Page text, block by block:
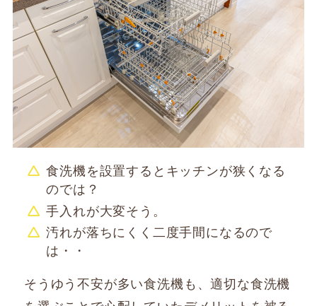
食洗機を設置するとキッチンが狭くなる
のでは？
手入れが大変そう。
汚れが落ちにくく二度手間になるので
は・・
そうゆう不安が多い食洗機も、適切な食洗機